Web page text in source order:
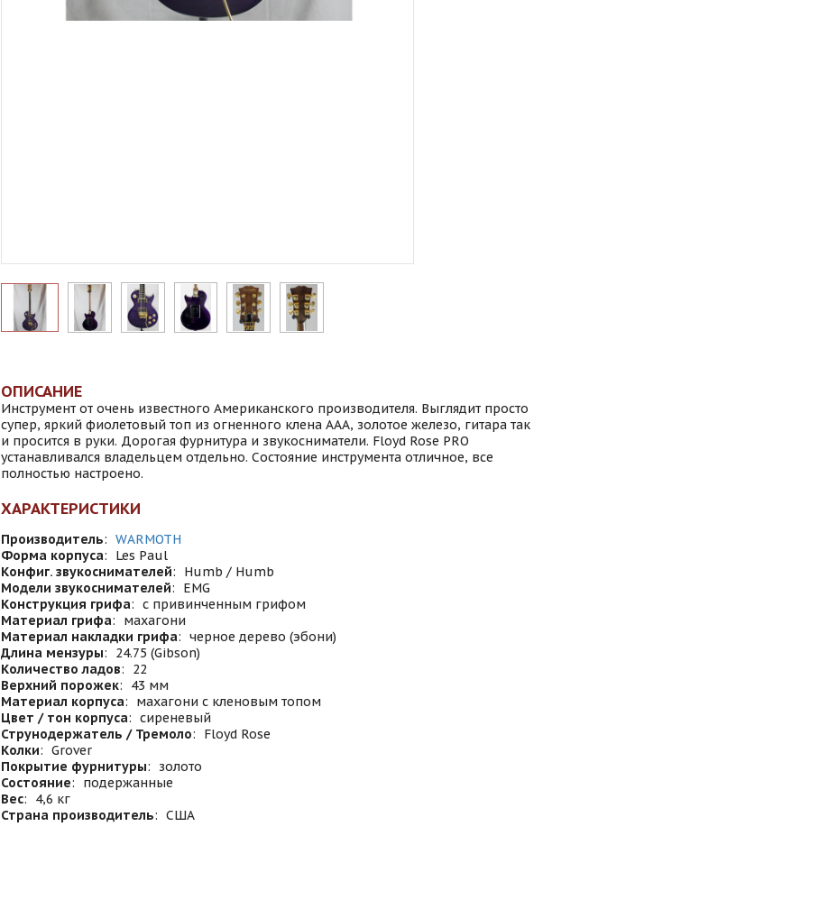
ОПИСАНИЕ
Инструмент от очень известного Американского производителя. Выглядит просто
супер, яркий фиолетовый топ из огненного клена ААА, золотое железо, гитара так
и просится в руки. Дорогая фурнитура и звукосниматели. Floyd Rose PRO
устанавливался владельцем отдельно. Состояние инструмента отличное, все
полностью настроено.
ХАРАКТЕРИСТИКИ
Производитель: WARMOTH
Форма корпуса:
Les Paul
Конфиг. звукоснимателей:
Humb / Humb
Модели звукоснимателей:
EMG
Конструкция грифа: с привинченным грифом
Материал грифа:
махагони
Материал накладки грифа: черное дерево (эбони)
Длина мензуры:
24.75 (Gibson)
Количество ладов:
22
Верхний порожек:
43 мм
Материал корпуса:
махагони с кленовым топом
Цвет / тон корпуса: сиреневый
Струнодержатель / Тремоло:
Floyd Rose
Колки: Grover
Покрытие фурнитуры:
золото
Состояние:
подержанные
Вес:
4,6 кг
Страна производитель: США